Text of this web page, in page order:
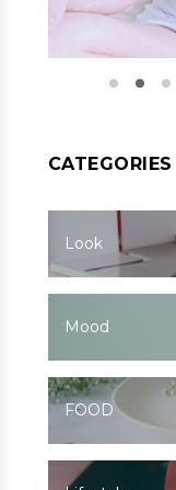
CATEGORIES
Look
Mood
FOOD